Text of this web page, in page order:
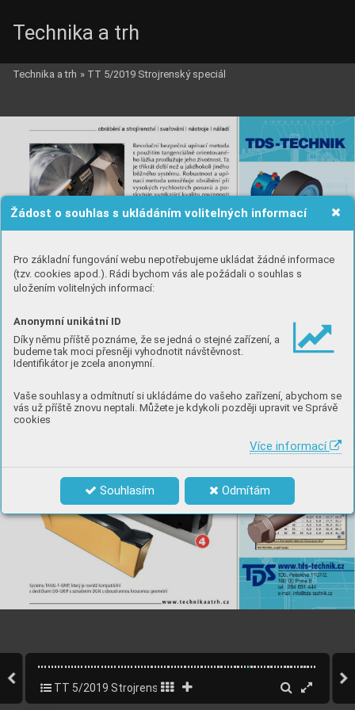
Žádost o souhlas s ukládáním volitelných informací
Pro základní fungování webu nepotřebujeme ukládat žádné informace
(tzv. cookies apod.). Rádi bychom vás ale požádali o souhlas s
uložením volitelných informací:
Anonymní unikátní ID
Díky němu příště poznáme, že se jedná o stejné zařízení, a
budeme tak moci přesněji vyhodnotit návštěvnost.
Identifikátor je zcela anonymní.
Vaše souhlasy a odmítnutí si ukládáme do vašeho zařízení, abychom se
vás už příště znovu neptali. Můžete je kdykoli později upravit ve Správě
cookies
Více informací
Souhlasím Odmítám
Technika a trh
Technika a trh » TT 5/2019 Strojrenský speciál
TT 5/2019 Strojrenský speciál